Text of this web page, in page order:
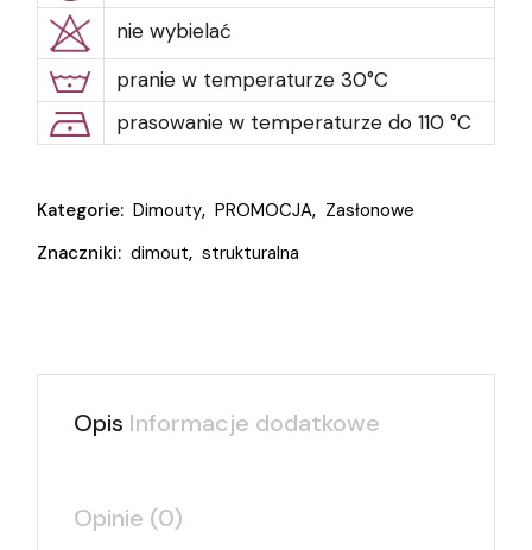
nie wybielać
pranie w temperaturze 30°C
prasowanie w temperaturze do 110 °C
Kategorie: Dimouty, PROMOCJA, Zasłonowe
Znaczniki: dimout, strukturalna
Opis Informacje dodatkowe
Opinie (0)